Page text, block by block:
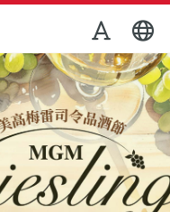
游局
查看原图